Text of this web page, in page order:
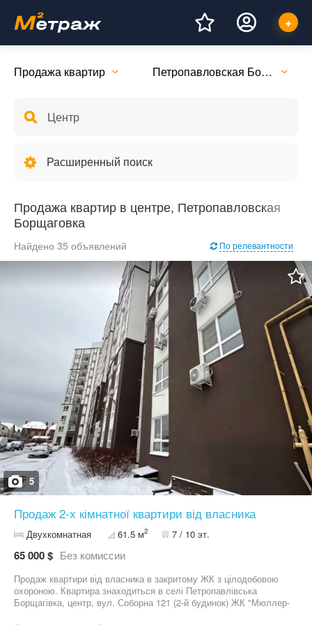
Продажа квартир Петропавловская Борщаговка
Расширенный поиск
Продажа квартир в центре, Петропавловская
Борщаговка
Найдено 35 объявлений По релевантности
5
Продаж 2-х кімнатної квартири від власника
Двухкомнатная 61.5 м2 7 / 10 эт.
65 000 $ Без комиссии
Продаж квартири від власника в закритому ЖК з цілодобовою
охороною. Квартира знаходиться в селі Петропавлівська
Борщагівка, центр, вул. Соборна 121 (2-й будинок) ЖК "Мюллер-